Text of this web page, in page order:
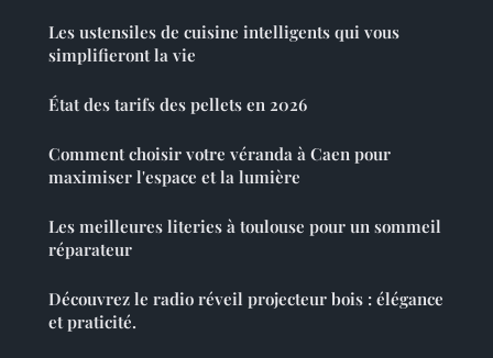
Les ustensiles de cuisine intelligents qui vous
simplifieront la vie
État des tarifs des pellets en 2026
Comment choisir votre véranda à Caen pour
maximiser l'espace et la lumière
Les meilleures literies à toulouse pour un sommeil
réparateur
Découvrez le radio réveil projecteur bois : élégance
et praticité.